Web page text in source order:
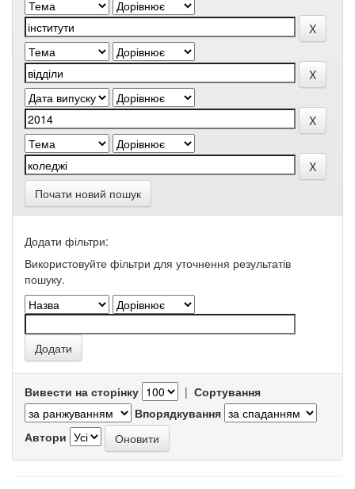
Почати новий пошук
Додати фільтри:
Використовуйте фільтри для уточнення результатів
пошуку.
Вивести на сторінку | Сортування
Впорядкування
Автори